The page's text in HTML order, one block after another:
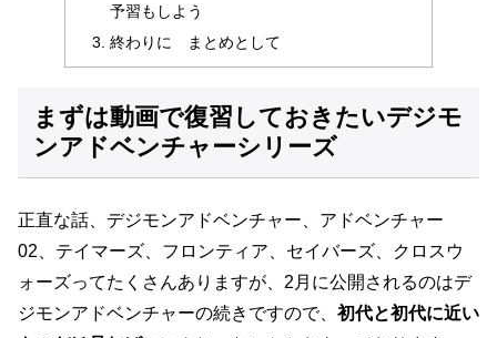
予習もしよう
終わりに まとめとして
まずは動画で復習しておきたいデジモ
ンアドベンチャーシリーズ
正直な話、デジモンアドベンチャー、アドベンチャー
02、テイマーズ、フロンティア、セイバーズ、クロスウ
ォーズってたくさんありますが、2月に公開されるのはデ
ジモンアドベンチャーの続きですので、 初代と初代に近い